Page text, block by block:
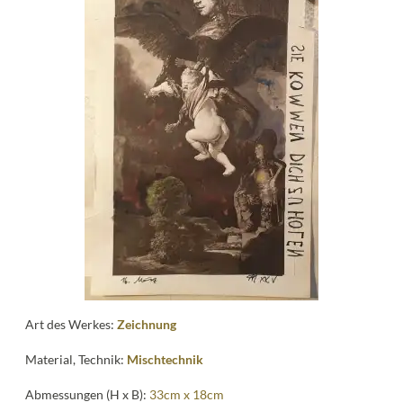
Kontakt
Art des Werkes:Zeichnung
Material, Technik: Mischtechnik
Abmessungen (H x B): 33cm x 18cm